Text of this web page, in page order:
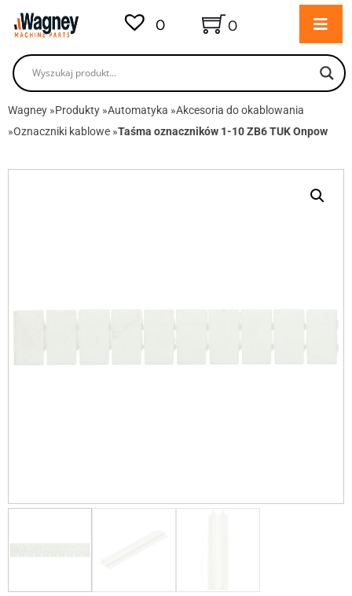
0 0
Wagney »Produkty »Automatyka »Akcesoria do okablowania
»Oznaczniki kablowe »Taśma oznaczników 1-10 ZB6 TUK Onpow